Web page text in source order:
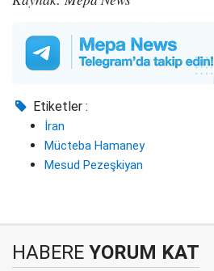
Etiketler :
İran
Mücteba Hamaney
Mesud Pezeşkiyan
HABERE YORUM KAT